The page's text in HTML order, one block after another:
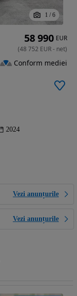
1 / 6
2024
Vezi anunțurile
Vezi anunțurile
58 990 EUR
(48 752 EUR- net)
Conform mediei